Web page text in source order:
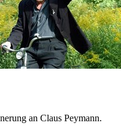
an Claus Peymann.